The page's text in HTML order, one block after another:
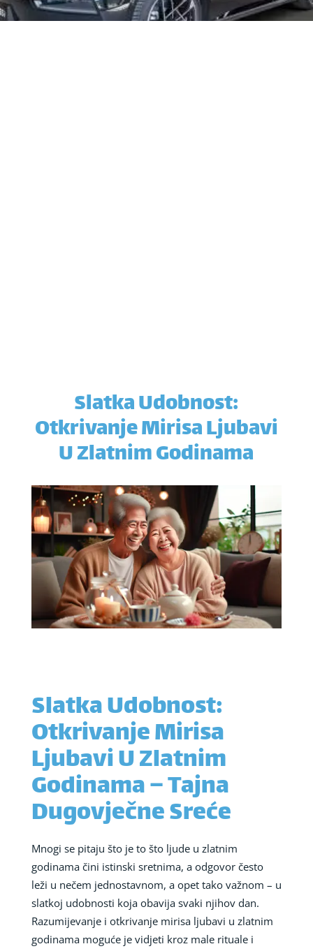
Slatka Udobnost:
Otkrivanje Mirisa Ljubavi
U Zlatnim Godinama
Slatka Udobnost:
Otkrivanje Mirisa
Ljubavi U Zlatnim
Godinama – Tajna
Dugovječne Sreće
Mnogi se pitaju što je to što ljude u zlatnim
godinama čini istinski sretnima, a odgovor često
leži u nečem jednostavnom, a opet tako važnom – u
slatkoj udobnosti koja obavija svaki njihov dan.
Razumijevanje i otkrivanje mirisa ljubavi u zlatnim
godinama moguće je vidjeti kroz male rituale i